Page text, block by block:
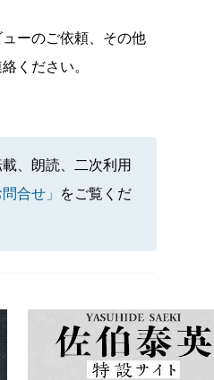
ーのご依頼、その他
ください。
、朗読、二次利用
合せ」
をご覧くだ